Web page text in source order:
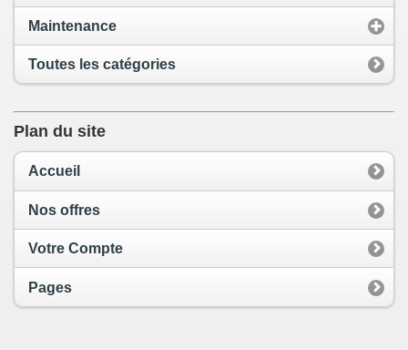
Maintenance
Toutes les catégories
Plan du site
Accueil
Nos offres
Votre Compte
Pages